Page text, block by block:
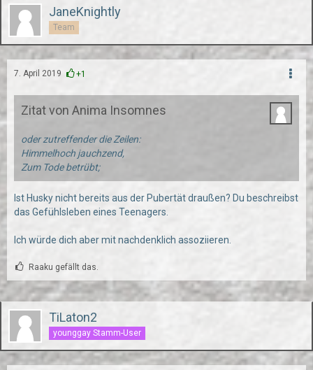
JaneKnightly
Team
7. April 2019 +1
Zitat von Anima Insomnes
oder zutreffender die Zeilen:
Himmelhoch jauchzend,
Zum Tode betrübt;
Ist Husky nicht bereits aus der Pubertät draußen? Du beschreibst
das Gefühlsleben eines Teenagers.
Ich würde dich aber mit nachdenklich assoziieren.
Raaku gefällt das.
TiLaton2
younggay Stamm-User